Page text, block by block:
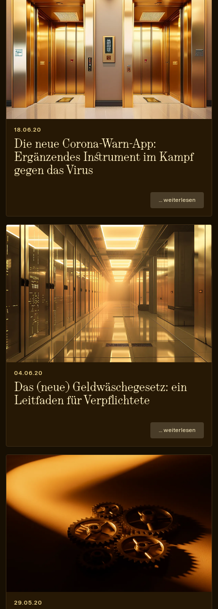
18.06.20
Die neue Corona-Warn-App:
Ergänzendes Instrument im Kampf
gegen das Virus
… weiterlesen
04.06.20
Das (neue) Geldwäschegesetz: ein
Leitfaden für Verpflichtete
… weiterlesen
29.05.20